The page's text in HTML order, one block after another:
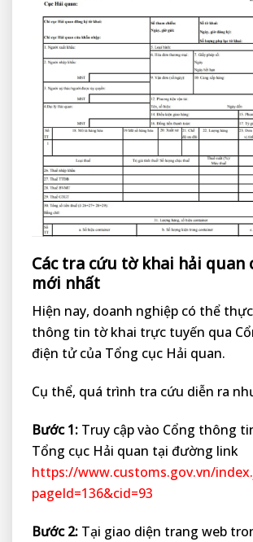
Các tra cứu tờ khai hải quan
mới nhất
Hiện nay, doanh nghiệp có thể
thông tin tờ khai trực tuyến qua
điện tử của Tổng cục Hải quan.
Cụ thể, quá trình tra cứu diễn ra
Bước 1: Truy cập vào Cổng thông
Tổng cục Hải quan tại đường link
https://www.customs.gov.vn/
pageId=136&cid=93
Bước 2: Tại giao diện trang web